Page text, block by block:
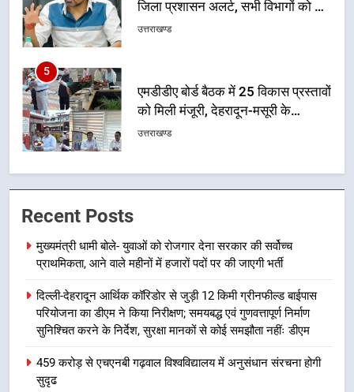
को मिली मंजूरी, देहरादून-मसूरी के
नियोजित विकास को मिलेगी रफ्तार
उत्तराखण्ड
6
मुख्यमंत्री पुष्कर सिंह धामी के दिशा-निर्देशों
में पीएम आवास योजना (शहरी) की प्रगति
की हुई समीक्षा
उत्तराखण्ड
गिरफ्तार
उत्तराखण्ड
भारी बारिश का अलर्ट! 6 अगस्त को
देहरादून में स्कूल बंद
1
Recent Posts
मुख्यमंत्री धामी बोले- युवाओं को रोजगार देना सरकार की सर्वोच्च
प्राथमिकता, आने वाले महीनों में हजारों पदों पर की जाएगी भर्ती
दिल्ली-देहरादून आर्थिक कॉरिडोर से जुड़ी 12 किमी ग्रीनफील्ड बाईपास
परियोजना का डीएम ने किया निरीक्षण; समयबद्ध एवं गुणवत्तापूर्ण निर्माण
सुनिश्चित करने के निर्देश, सुरक्षा मानकों से कोई समझौता नहींः डीएम
459 करोड़ से एचएनबी गढ़वाल विश्वविद्यालय में अनुसंधान संरचना होगी
सुदृढ